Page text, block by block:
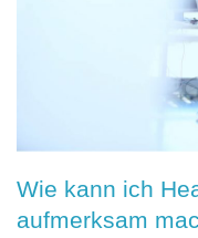
Wie kann ich
aufmerksam